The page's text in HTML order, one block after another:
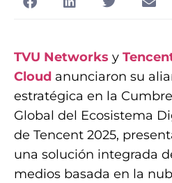
TVU Networks y
Cloud anunciaron su
estratégica en la Cumbre
Global del Ecosistema
de Tencent 2025,
una solución integrada
medios basada en la